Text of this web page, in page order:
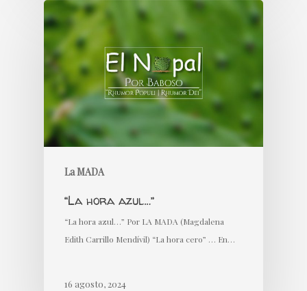
La MADA
“La hora azul…”
“La hora azul…” Por LA MADA (Magdalena
Edith Carrillo Mendívil) “La hora cero” … En…
16 agosto, 2024